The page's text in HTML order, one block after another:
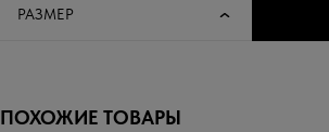
РАЗМЕР
ПОХОЖИЕ ТОВАРЫ